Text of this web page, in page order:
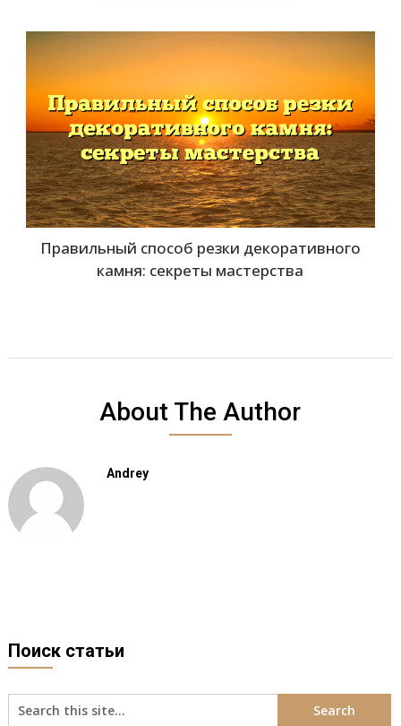
Правильный способ резки декоративного
камня: секреты мастерства
About The Author
Andrey
Поиск статьи